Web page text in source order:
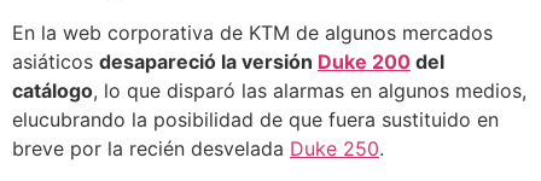
En la web corporativa de KTM de algunos mercados
asiáticos desapareció la versión Duke 200 del
catálogo, lo que disparó las alarmas en algunos medios,
elucubrando la posibilidad de que fuera sustituido en
breve por la recién desvelada Duke 250.